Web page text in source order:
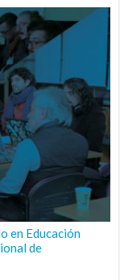
en Educación
de